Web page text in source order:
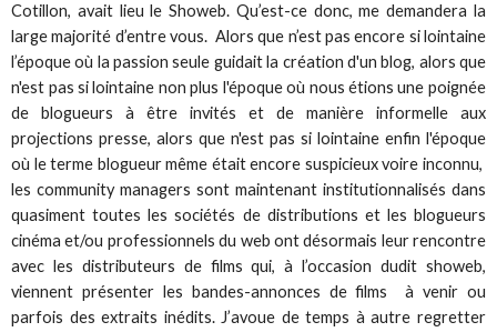
Cotillon, avait lieu le Showeb. Qu’est-ce donc, me demandera la
large majorité d’entre vous. Alors que n’est pas encore si lointaine
l’époque où la passion seule guidait la création d'un blog, alors que
n'est pas si lointaine non plus l'époque où nous étions une poignée
de blogueurs à être invités et de manière informelle aux
projections presse, alors que n'est pas si lointaine enfin l'époque
où le terme blogueur même était encore suspicieux voire inconnu,
les community managers sont maintenant institutionnalisés dans
quasiment toutes les sociétés de distributions et les blogueurs
cinéma et/ou professionnels du web ont désormais leur rencontre
avec les distributeurs de films qui, à l’occasion dudit showeb,
viennent présenter les bandes-annonces de films à venir ou
parfois des extraits inédits. J’avoue de temps à autre regretter